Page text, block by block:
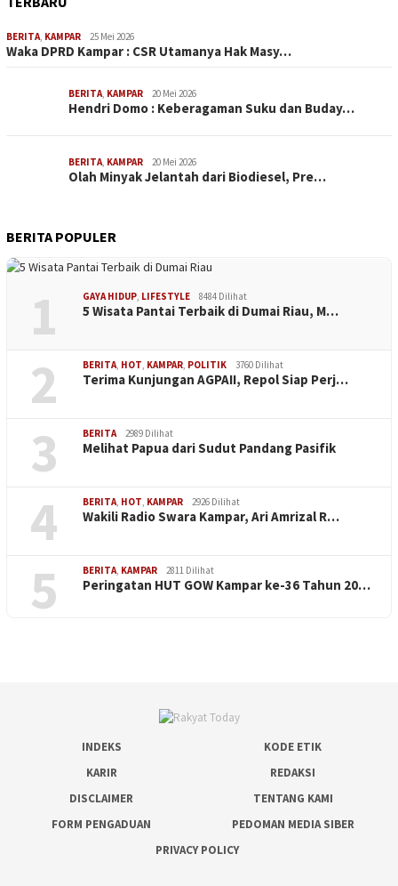
BERITA, KAMPAR 25 Mei 2026
Waka DPRD Kampar : CSR Utamanya Hak Masy…
BERITA, KAMPAR 20 Mei 2026
Hendri Domo : Keberagaman Suku dan Buday…
BERITA, KAMPAR 20 Mei 2026
Olah Minyak Jelantah dari Biodiesel, Pre…
BERITA POPULER
1 GAYA HIDUP, LIFESTYLE 8484 Dilihat
5 Wisata Pantai Terbaik di Dumai Riau, M…
2 BERITA, HOT, KAMPAR, POLITIK 3760 Dilihat
Terima Kunjungan AGPAII, Repol Siap Perj…
3 BERITA 2989 Dilihat
Melihat Papua dari Sudut Pandang Pasifik
4 BERITA, HOT, KAMPAR 2926 Dilihat
Wakili Radio Swara Kampar, Ari Amrizal R…
5 BERITA, KAMPAR 2811 Dilihat
Peringatan HUT GOW Kampar ke-36 Tahun 20…
INDEKS
KODE ETIK
KARIR
REDAKSI
DISCLAIMER
TENTANG KAMI
FORM PENGADUAN
PEDOMAN MEDIA SIBER
PRIVACY POLICY